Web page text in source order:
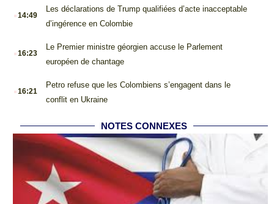
.14:49
Les déclarations de Trump qualifiées d’acte inacceptable
d’ingérence en Colombie
.16:23
Le Premier ministre géorgien accuse le Parlement
européen de chantage
.16:21
Petro refuse que les Colombiens s’engagent dans le
conflit en Ukraine
NOTES CONNEXES